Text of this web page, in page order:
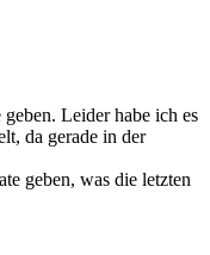
Leider habe ich es
da gerade in der
geben, was die letzten